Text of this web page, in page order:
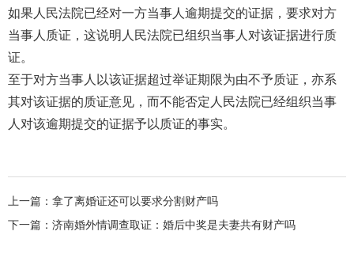
如果人民法院已经对一方当事人逾期提交的证据，要求对方
当事人质证，这说明人民法院已组织当事人对该证据进行质
证。
至于对方当事人以该证据超过举证期限为由不予质证，亦系
其对该证据的质证意见，而不能否定人民法院已经组织当事
人对该逾期提交的证据予以质证的事实。
上一篇： 拿了离婚证还可以要求分割财产吗
下一篇： 济南婚外情调查取证：婚后中奖是夫妻共有财产吗